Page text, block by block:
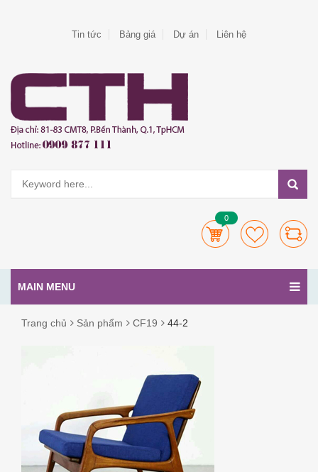
Tin tức Bảng giá Dự án Liên hệ
0
MAIN MENU
Trang chủ Sản phẩm CF19 44-2